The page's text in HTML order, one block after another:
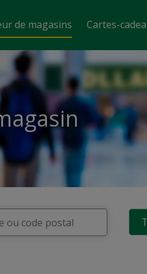
de magasins Cartes-